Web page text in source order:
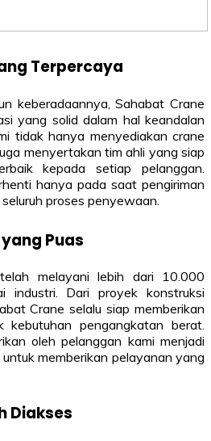
Terpercaya
keberadaannya, Sahabat Crane
yang solid dalam hal keandalan
tidak hanya menyediakan crane
menyertakan tim ahli yang siap
kepada setiap pelanggan.
hanya pada saat pengiriman
proses penyewaan.
Puas
melayani lebih dari 10.000
industri. Dari proyek konstruksi
Crane selalu siap memberikan
pengangkatan berat.
oleh pelanggan kami menjadi
memberikan pelayanan yang
Diakses